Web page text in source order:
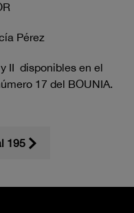
Pérez
II disponibles en el
17 del BOUNIA.
195